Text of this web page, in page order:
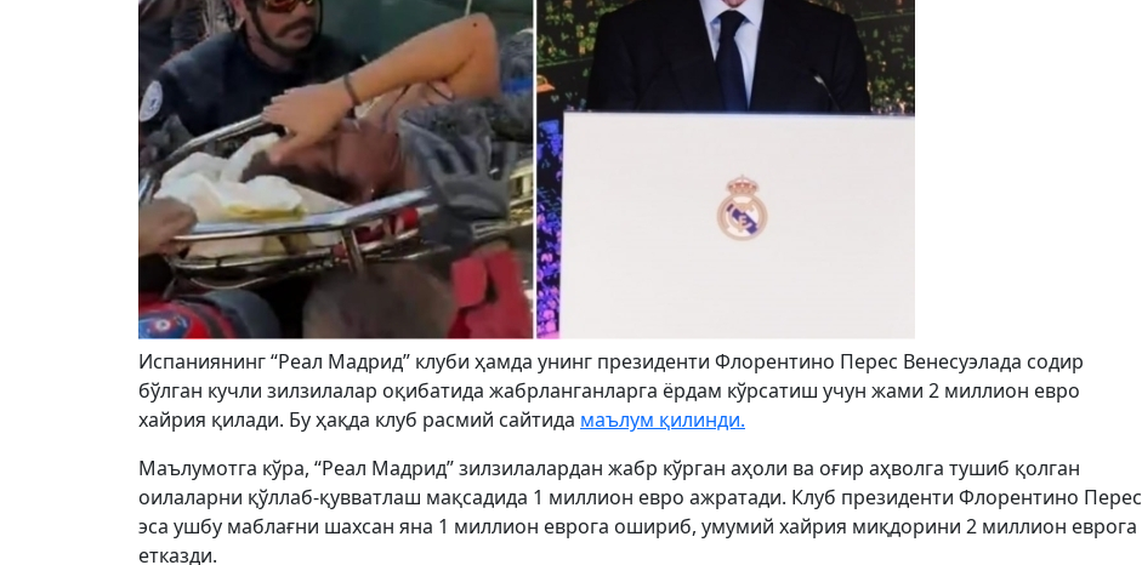
Испаниянинг “Реал Мадрид” клуби ҳамда унинг президенти Флорентино Перес Венесуэлада содир
бўлган кучли зилзилалар оқибатида жабрланганларга ёрдам кўрсатиш учун жами 2 миллион евро
хайрия қилади. Бу ҳақда клуб расмий сайтида маълум қилинди.
Маълумотга кўра, “Реал Мадрид” зилзилалардан жабр кўрган аҳоли ва оғир аҳволга тушиб қолган
оилаларни қўллаб-қувватлаш мақсадида 1 миллион евро ажратади. Клуб президенти Флорентино Перес
эса ушбу маблағни шахсан яна 1 миллион еврога ошириб, умумий хайрия миқдорини 2 миллион еврога
етказди.